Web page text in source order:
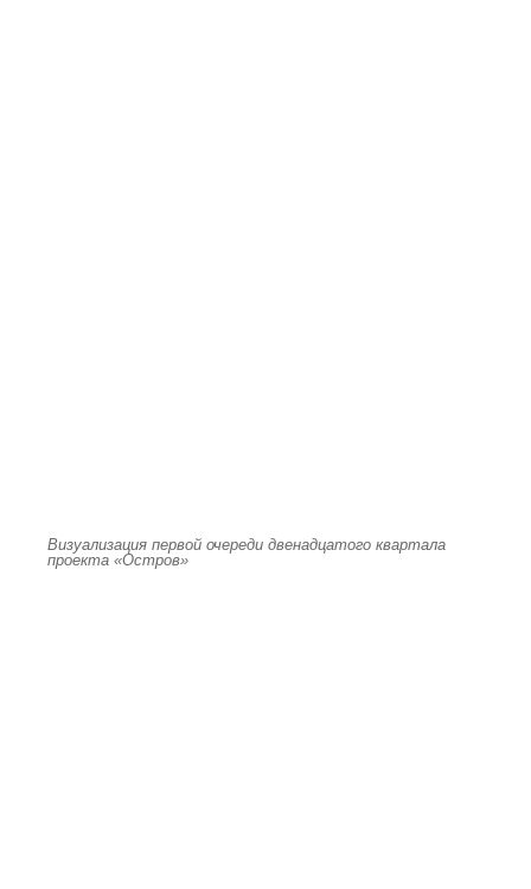
Визуализация первой очереди двенадцатого квартала
проекта «Остров»